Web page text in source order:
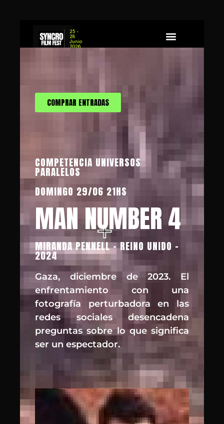
25 -
28
Junio
2026
COMPRAR ENTRADAS
COMPETENCIA UNIVERSOS
PARALELOS
DOMINGO 29/06 21HS
MAN NUMBER 4
MIRANDA PENNELL - REINO UNIDO -
2024
Gaza, diciembre de 2023. El
enfrentamiento con una
fotografía perturbadora en las
redes sociales desencadena
preguntas sobre lo que significa
ser un espectador.